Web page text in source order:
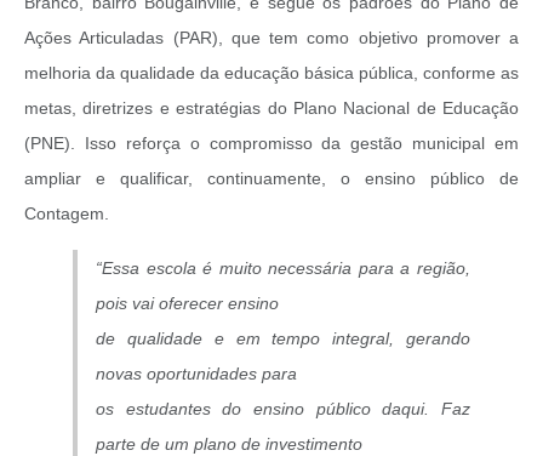
Ações Articuladas (PAR), que tem como objetivo promover a
melhoria da qualidade da educação básica pública, conforme as
metas, diretrizes e estratégias do Plano Nacional de Educação
(PNE). Isso reforça o compromisso da gestão municipal em
ampliar e qualificar, continuamente, o ensino público de
Contagem.
“Essa escola é muito necessária para a região,
pois vai oferecer ensino
de qualidade e em tempo integral, gerando
novas oportunidades para
os estudantes do ensino público daqui. Faz
parte de um plano de investimento